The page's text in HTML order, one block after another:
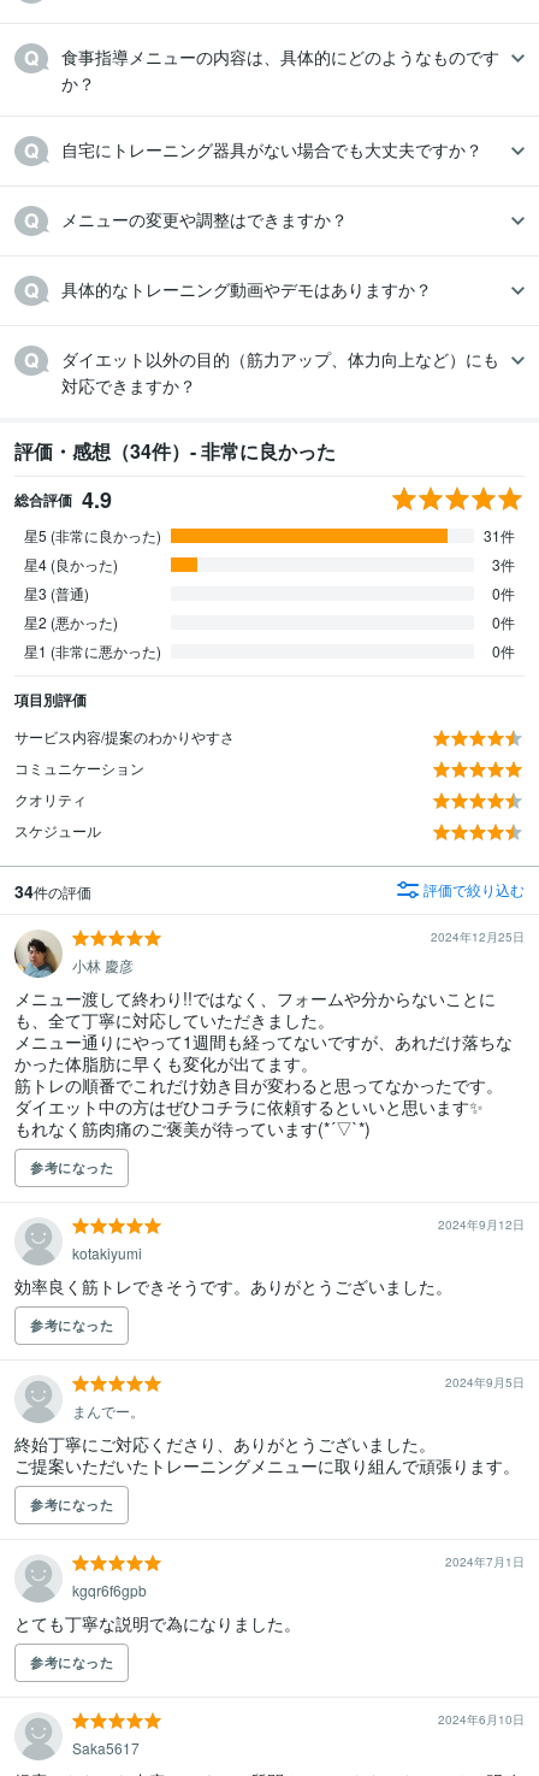
食事指導メニューの内容は、具体的にどのようなものです
か？
自宅にトレーニング器具がない場合でも大丈夫ですか？
メニューの変更や調整はできますか？
具体的なトレーニング動画やデモはありますか？
ダイエット以外の目的（筋力アップ、体力向上など）にも
対応できますか？
評価・感想（34件）- 非常に良かった
総合評価 4.9
星5 (非常に良かった)
31件
星4 (良かった)
3件
星3 (普通)
0件
星2 (悪かった)
0件
星1 (非常に悪かった)
0件
項目別評価
サービス内容/提案のわかりやすさ
コミュニケーション
クオリティ
スケジュール
34件の評価 評価で絞り込む
2024年12月25日
小林 慶彦
メニュー渡して終わり!!ではなく、フォームや分からないことに
も、全て丁寧に対応していただきました。
メニュー通りにやって1週間も経ってないですが、あれだけ落ちな
かった体脂肪に早くも変化が出てます。
筋トレの順番でこれだけ効き目が変わると思ってなかったです。
ダイエット中の方はぜひコチラに依頼するといいと思います✨
もれなく筋肉痛のご褒美が待っています(*´▽`*)
参考になった
2024年9月12日
kotakiyumi
効率良く筋トレできそうです。ありがとうございました。
参考になった
2024年9月5日
まんでー。
終始丁寧にご対応くださり、ありがとうございました。
ご提案いただいたトレーニングメニューに取り組んで頑張ります。
参考になった
2024年7月1日
kgqr6f6gpb
とても丁寧な説明で為になりました。
参考になった
2024年6月10日
Saka5617